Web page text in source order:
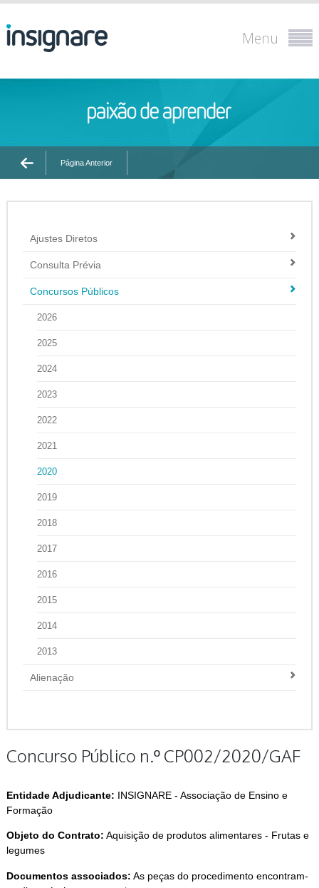
Menu
Página Anterior
Ajustes Diretos
Consulta Prévia
Concursos Públicos
2026
2025
2024
2023
2022
2021
2020
2019
2018
2017
2016
2015
2014
2013
Alienação
Concurso Público n.º CP002/2020/GAF
Entidade Adjudicante: INSIGNARE - Associação de Ensino e
Formação
Objeto do Contrato: Aquisição de produtos alimentares - Frutas e
legumes
Documentos associados: As peças do procedimento encontram-